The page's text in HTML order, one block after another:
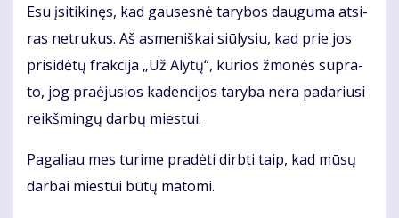
Esu įsi­ti­ki­nęs, kad gau­ses­nė ta­ry­bos dau­gu­ma at­si­
ras ne­tru­kus. Aš as­me­niš­kai siū­ly­siu, kad prie jos
pri­si­dė­tų frak­ci­ja „Už Aly­tų“, ku­rios žmo­nės su­pra­
to, jog pra­ėju­sios ka­den­ci­jos ta­ry­ba nė­ra pa­da­riu­si
reikš­min­gų dar­bų mies­tui.
Pa­ga­liau mes tu­ri­me pra­dė­ti dirb­ti taip, kad mū­sų
dar­bai mies­tui bū­tų ma­to­mi.